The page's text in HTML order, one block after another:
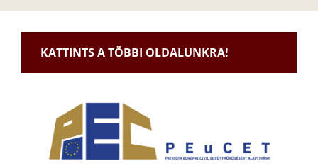
KATTINTS A TÖBBI OLDALUNKRA!